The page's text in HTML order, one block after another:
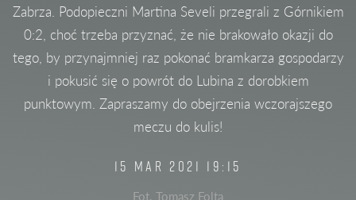
Zabrza. Podopieczni Martina Seveli przegrali z Górnikiem
0:2, choć trzeba przyznać, że nie brakowało okazji do
tego, by przynajmniej raz pokonać bramkarza gospodarzy
i pokusić się o powrót do Lubina z dorobkiem
punktowym. Zapraszamy do obejrzenia wczorajszego
meczu do kulis!
15 MAR 2021 19:15
Fot. Tomasz Folta